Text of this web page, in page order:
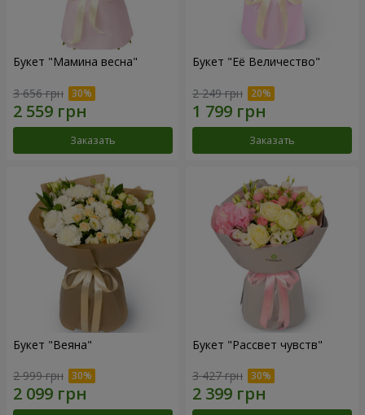
Букет "Мамина весна"
3 656 грн
Заказать
Букет "Её Величество"
2 249 грн
Заказать
Букет "Веяна"
2 999 грн
Букет "Рассвет чувств"
3 427 грн